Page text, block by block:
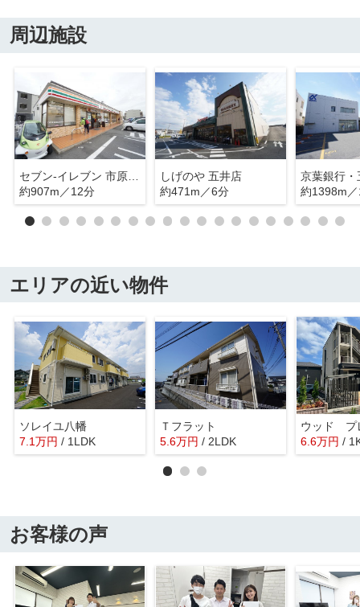
周辺施設
セブン‐イレブン 市原更級１丁目店
約907m／12分
しげのや 五井店
約471m／6分
京葉銀行・
約1398m
エリアの近い物件
ソレイユ八幡
7.1万円 / 1LDK
Ｔフラット
5.6万円 / 2LDK
ウッド プ
6.6万円 /
お客様の声